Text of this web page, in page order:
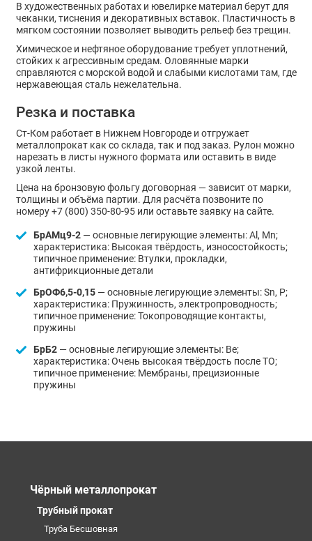
В художественных работах и ювелирке материал берут для
чеканки, тиснения и декоративных вставок. Пластичность в
мягком состоянии позволяет выводить рельеф без трещин.
Химическое и нефтяное оборудование требует уплотнений,
стойких к агрессивным средам. Оловянные марки
справляются с морской водой и слабыми кислотами там, где
нержавеющая сталь нежелательна.
Резка и поставка
Ст-Ком работает в Нижнем Новгороде и отгружает
металлопрокат как со склада, так и под заказ. Рулон можно
нарезать в листы нужного формата или оставить в виде
узкой ленты.
Цена на бронзовую фольгу договорная — зависит от марки,
толщины и объёма партии. Для расчёта позвоните по
номеру +7 (800) 350-80-95 или оставьте заявку на сайте.
БрАМц9-2— основные легирующие элементы: Al, Mn;
характеристика: Высокая твёрдость, износостойкость;
типичное применение: Втулки, прокладки,
антифрикционные детали
БрОФ6,5-0,15— основные легирующие элементы: Sn, P;
характеристика: Пружинность, электропроводность;
типичное применение: Токопроводящие контакты,
пружины
БрБ2— основные легирующие элементы: Be;
характеристика: Очень высокая твёрдость после ТО;
типичное применение: Мембраны, прецизионные
пружины
Чёрный металлопрокат
Трубный прокат
Труба Бесшовная